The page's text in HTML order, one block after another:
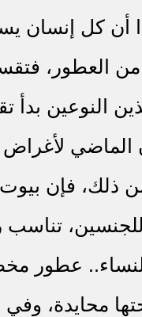
أن كل إنسان
من العطور،
النوعين بدأ
لأغراض
ذلك، فإن بيوت
تناسب
عطور
محايدة، وفي